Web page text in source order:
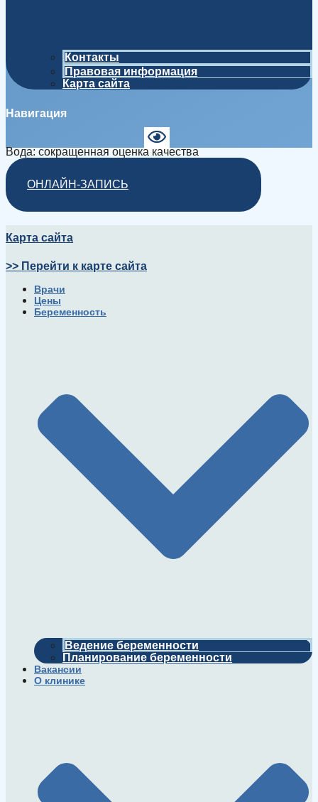
Контакты
Правовая информация
Карта сайта
Навигация
Вода: сокращенная оценка качества
ОНЛАЙН-ЗАПИСЬ
Карта сайта
>> Перейти к карте сайта
Врачи
Цены
Беременность
Ведение беременности
Планирование беременности
Вакансии
О клинике